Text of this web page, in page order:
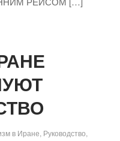
в Иране, Руководство,